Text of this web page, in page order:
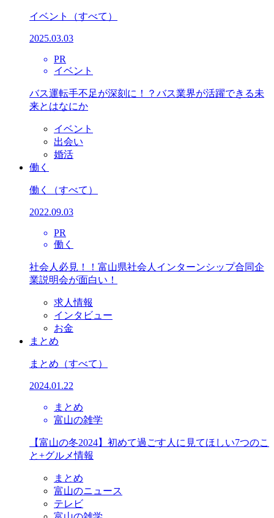
イベント （すべて）
2025.03.03
PR
イベント
バス運転手不足が深刻に！？バス業界が活躍できる未
来とはなにか
イベント
出会い
婚活
働く
働く （すべて）
2022.09.03
PR
働く
社会人必見！！富山県社会人インターンシップ合同企
業説明会が面白い！
求人情報
インタビュー
お金
まとめ
まとめ （すべて）
2024.01.22
まとめ
富山の雑学
【富山の冬2024】初めて過ごす人に見てほしい7つのこ
と+グルメ情報
まとめ
富山のニュース
テレビ